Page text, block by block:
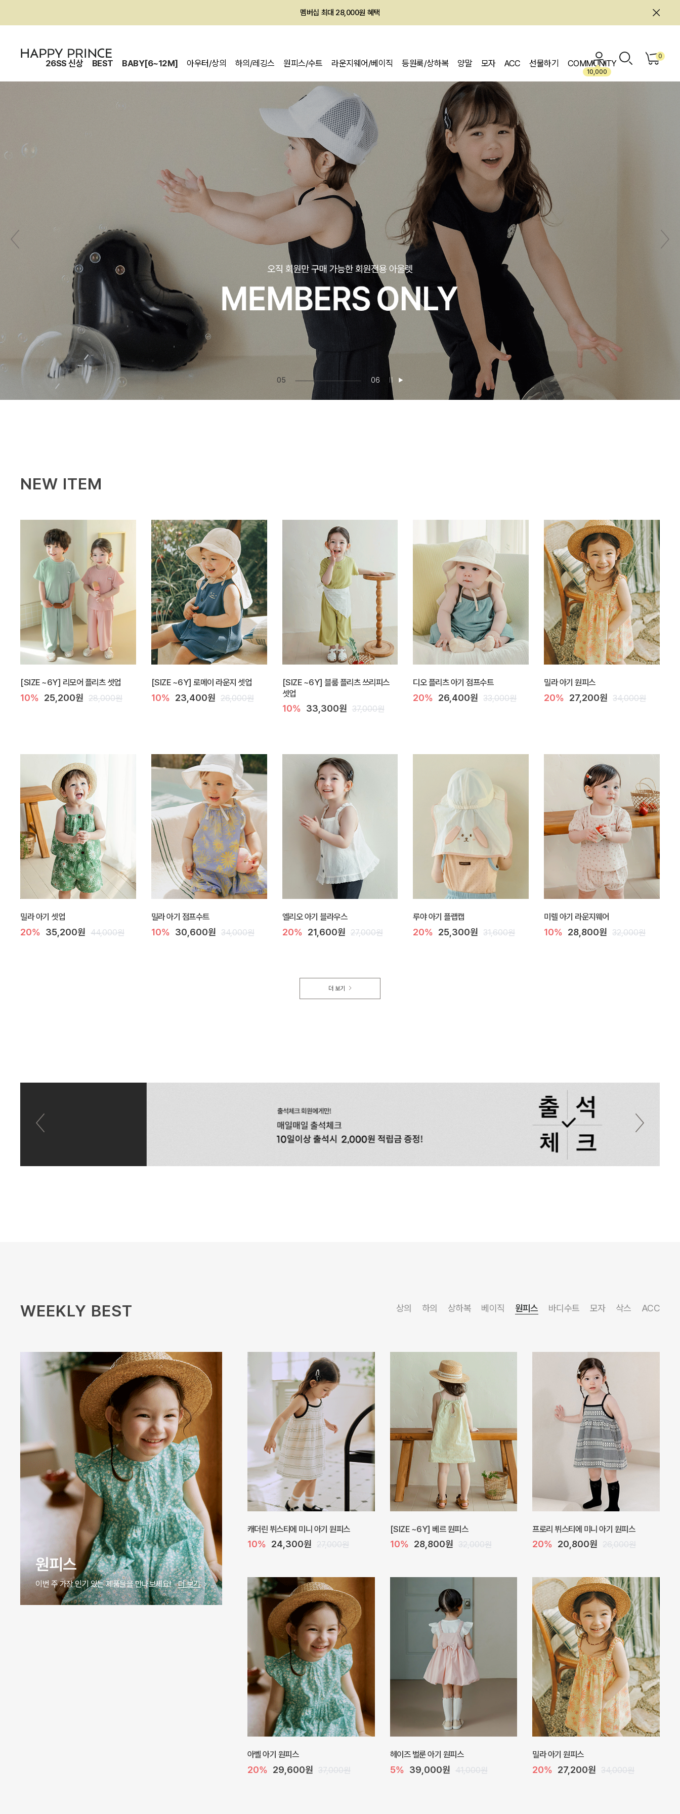
멤버십 최대 28,000원 혜택
멤버십 최대 28,000원 혜택
26SS 신상 BEST BABY[6~12M] 아우터/상의 하의/레깅스 원피스/수트 라운지웨어/베이직 등원룩/상하복 양말 모자 ACC 선물하기 COMMUNITY
10,000
0
06 06
NEW ITEM
[SIZE ~6Y] 리모어 플리츠 셋업
10% 25,200원 28,000원
[SIZE ~6Y] 로메이 라운지 셋업
10% 23,400원 26,000원
[SIZE ~6Y] 블룸 플리츠 쓰리피스
셋업
10% 33,300원 37,000원
디오 플리츠 아기 점프수트
20% 26,400원 33,000원
밀라 아기 원피스
20% 27,200원 34,000원
밀라 아기 셋업
20% 35,200원 44,000원
밀라 아기 점프수트
10% 30,600원 34,000원
엘리오 아기 블라우스
20% 21,600원 27,000원
루야 아기 플랩캡
20% 25,300원 31,600원
미렐 아기 라운지웨어
10% 28,800원 32,000원
더 보기
WEEKLY BEST 상의 하의 상하복 베이직 원피스 바디수트 모자 삭스 ACC
바디슈트
이번 주 가장 인기 있는 제품들을 만나보세요! 더 보기
오드 바디수트
10% 27,900원 31,000원
해피 베베 요루 썸머 바디수트
10% 28,800원 32,000원
아롬 아기 점프수트
10% 27,000원 30,000원
네로 바디수트
10% 32,400원 36,000원
해피 베베 요루 썸머 점프수트
10% 26,100원 29,000원
플로아 바디수트
10% 35,100원 39,000원